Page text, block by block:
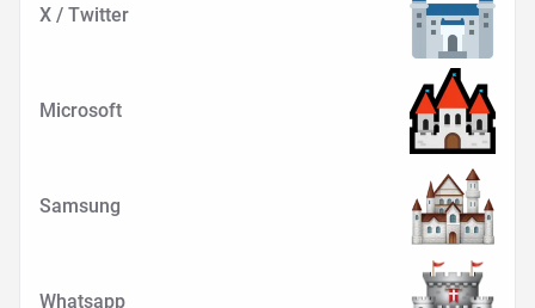
X / Twitter
Microsoft
Samsung
Whatsapp